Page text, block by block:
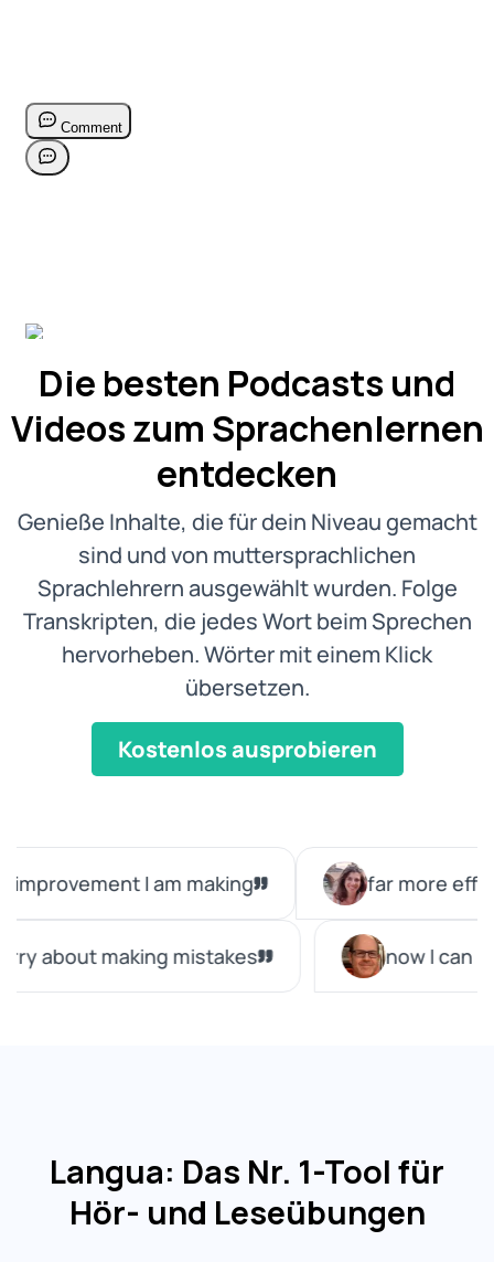
Die besten Podcasts und
Videos zum Sprachenlernen
entdecken
Genieße Inhalte, die für dein Niveau gemacht
sind und von muttersprachlichen
Sprachlehrern ausgewählt wurden. Folge
Transkripten, die jedes Wort beim Sprechen
hervorheben. Wörter mit einem Klick
übersetzen.
Kostenlos ausprobieren
Langua: Das Nr. 1-Tool für
Hör- und Leseübungen